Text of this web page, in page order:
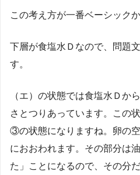
この考え方が一番ベーシック
下層が食塩水Ｄなので、問題
す。
（エ）の状態では食塩水Ｄか
さとつりあっています。この
③の状態になりますね。卵の
におおわれます。その部分は
た」ことになるので、その分